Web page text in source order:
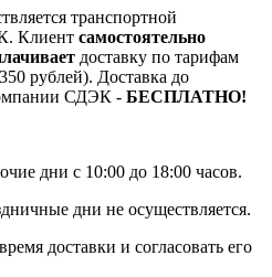
транспортной
Клиент самостоятельно
доставку по тарифам
рублей). Доставка до
СДЭК - БЕСПЛАТНО!
дни с 10:00 до 18:00 часов.
дни не осуществляется.
доставки и согласовать его